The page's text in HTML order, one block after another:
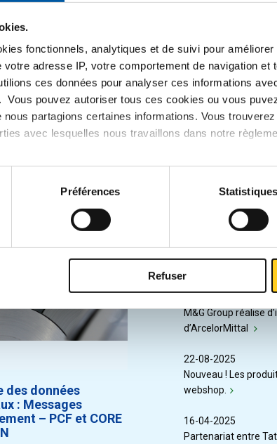
fonctionnels, analytiques et de suivi pour
adresse IP, votre comportement de navigation et
ces données pour analyser ces informations
Vous pouvez autoriser tous ces cookies ou vous
nous partagions certaines informations. Vous
avec lesquelles nous travaillons dans notre
Préférences Statistiques
Refuser
Chercher
des données
: Messages
– PCF et CORE
Planification des
12-03-2026
M&G Group réalise
d’ArcelorMittal
22-08-2025
Nouveau ! Les
webshop.
16-04-2025
Partenariat entre